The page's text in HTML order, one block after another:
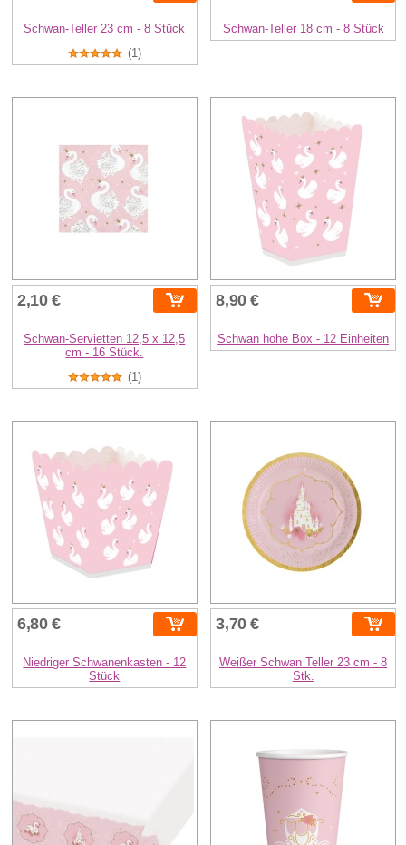
Schwan-Teller 23 cm - 8 Stück
(1)
Schwan-Teller 18 cm - 8 Stück
2,10 €
Schwan-Servietten 12,5 x 12,5
cm - 16 Stück.
(1)
8,90 €
Schwan hohe Box - 12 Einheiten
6,80 €
Niedriger Schwanenkasten - 12
Stück
3,70 €
Weißer Schwan Teller 23 cm - 8
Stk.